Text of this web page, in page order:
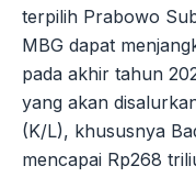
terpilih Prabowo
MBG dapat
pada akhir tahun
yang akan
(K/L), khususnya
mencapai Rp268